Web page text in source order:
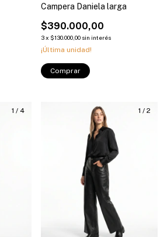
Campera Daniela larga
$390.000,00
3x $130.000,00 sin interés
¡Última unidad!
Comprar
1 / 4 1 / 2